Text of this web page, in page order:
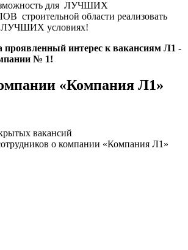
для ЛУЧШИХ
области реализовать
ЛУЧШИХ условиях!
проявленный интерес к вакансиям Л1 -
№ 1!
«Компания Л1»
вакансий
о компании «Компания Л1»